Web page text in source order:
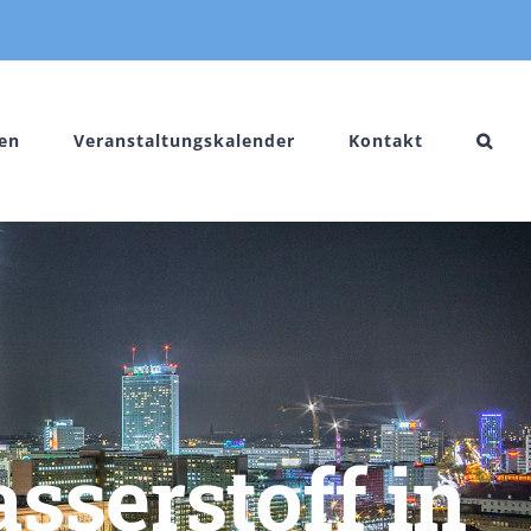
Veranstaltungskalender Kontakt
in